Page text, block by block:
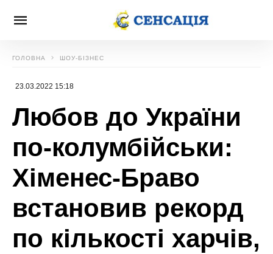
ГОЛОВНА ШОУ-БІЗНЕС
23.03.2022 15:18
Любов до України
по-колумбійськи:
Хіменес-Браво
встановив рекорд
по кількості харчів,